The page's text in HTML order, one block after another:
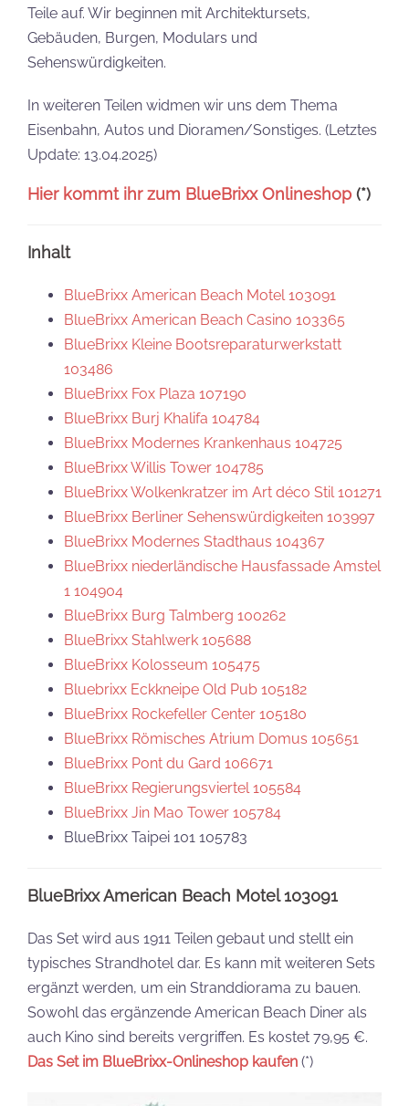
Teile auf. Wir beginnen mit Architektursets,
Gebäuden, Burgen, Modulars und
Sehenswürdigkeiten.
In weiteren Teilen widmen wir uns dem Thema
Eisenbahn, Autos und Dioramen/Sonstiges. (Letztes
Update: 13.04.2025)
Hier kommt ihr zum BlueBrixx Onlineshop (*)
Inhalt
BlueBrixx American Beach Motel 103091
BlueBrixx American Beach Casino 103365
BlueBrixx Kleine Bootsreparaturwerkstatt
103486
BlueBrixx Fox Plaza 107190
BlueBrixx Burj Khalifa 104784
BlueBrixx Modernes Krankenhaus 104725
BlueBrixx Willis Tower 104785
BlueBrixx Wolkenkratzer im Art déco Stil 101271
BlueBrixx Berliner Sehenswürdigkeiten 103997
BlueBrixx Modernes Stadthaus 104367
BlueBrixx niederländische Hausfassade Amstel
1 104904
BlueBrixx Burg Talmberg 100262
BlueBrixx Stahlwerk 105688
BlueBrixx Kolosseum 105475
Bluebrixx Eckkneipe Old Pub 105182
BlueBrixx Rockefeller Center 105180
BlueBrixx Römisches Atrium Domus 105651
BlueBrixx Pont du Gard 106671
BlueBrixx Regierungsviertel 105584
BlueBrixx Jin Mao Tower 105784
BlueBrixx Taipei 101 105783
BlueBrixx American Beach Motel 103091
Das Set wird aus 1911 Teilen gebaut und stellt ein
typisches Strandhotel dar. Es kann mit weiteren Sets
ergänzt werden, um ein Stranddiorama zu bauen.
Sowohl das ergänzende American Beach Diner als
auch Kino sind bereits vergriffen. Es kostet 79,95 €.
Das Set im BlueBrixx-Onlineshop kaufen (*)